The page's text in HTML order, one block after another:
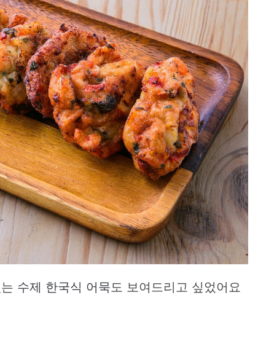
수제 한국식 어묵도 보여드리고 싶었어요